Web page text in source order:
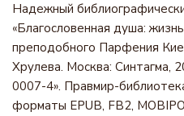
Надежный
«Благословенная душа:
преподобного Парфения
Хрулева. Москва: Синтагма,
0007-4». Правмир-
форматы EPUB, FB2,